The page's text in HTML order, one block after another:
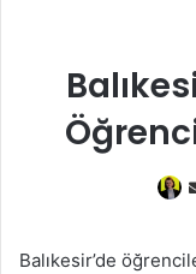
Balıkesir’de